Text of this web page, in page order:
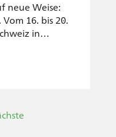
neue Weise:
16. bis 20.
in…